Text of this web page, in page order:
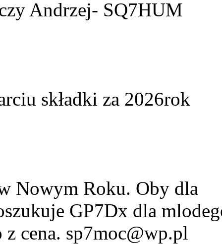
Andrzej- SQ7HUM
składki za 2026rok
Nowym Roku. Oby dla
GP7Dx dla
cena. sp7moc@wp.pl